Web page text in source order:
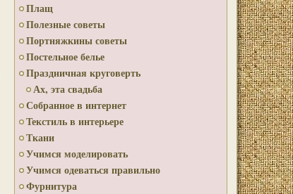
Плащ
Полезные советы
Портняжкины советы
Постельное белье
Праздничная круговерть
Ах, эта свадьба
Собранное в интернет
Текстиль в интерьере
Ткани
Учимся моделировать
Учимся одеваться правильно
Фурнитура